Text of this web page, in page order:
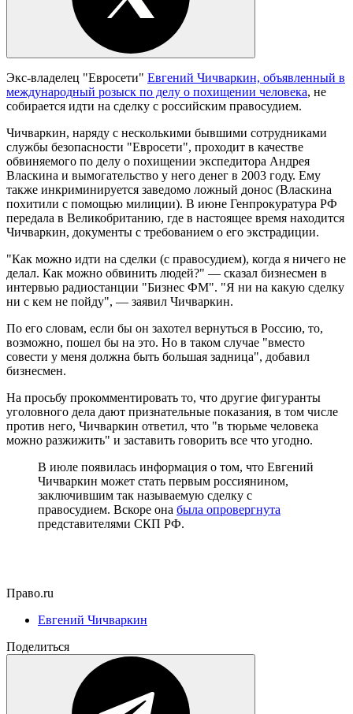
Экс-владелец "Евросети" Евгений Чичваркин, объявленный в
международный розыск по делу о похищении человека, не
собирается идти на сделку с российским правосудием.
Чичваркин, наряду с несколькими бывшими сотрудниками
службы безопасности "Евросети", проходит в качестве
обвиняемого по делу о похищении экспедитора Андрея
Власкина и вымогательство у него денег в 2003 году. Ему
также инкриминируется заведомо ложный донос (Власкина
похитили с помощью милиции). В июне Генпрокуратура РФ
передала в Великобританию, где в настоящее время находится
Чичваркин, документы с требованием о его экстрадиции.
"Как можно идти на сделки (с правосудием), когда я ничего не
делал. Как можно обвинить людей?" — сказал бизнесмен в
интервью радиостанции "Бизнес ФМ". "Я ни на какую сделку
ни с кем не пойду", — заявил Чичваркин.
По его словам, если бы он захотел вернуться в Россию, то,
возможно, пошел бы на это. Но в таком случае "вместо
совести у меня должна быть большая задница", добавил
бизнесмен.
На просьбу прокомментировать то, что другие фигуранты
уголовного дела дают признательные показания, в том числе
против него, Чичваркин ответил, что "в тюрьме человека
можно разжижить" и заставить говорить все что угодно.
В июле появилась информация о том, что Евгений
Чичваркин может стать первым россиянином,
заключившим так называемую сделку с
правосудием. Вскоре она была опровергнута
представителями СКП РФ.
Право.ru
Евгений Чичваркин
Поделиться